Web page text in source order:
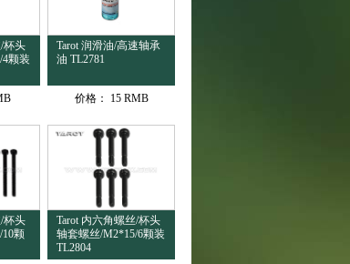
杯头
颗装
Tarot 润滑油/高速轴承
油 TL2781
价格： 15 RMB
杯头
颗
Tarot 内六角螺丝/杯头
轴套螺丝/M2*15/6颗装
TL2804